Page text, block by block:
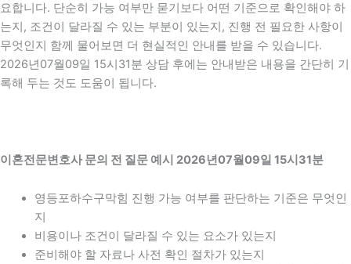
요합니다. 단순히 가능 여부만 묻기보다 어떤 기준으로 확인해야 하
는지, 조건이 달라질 수 있는 부분이 있는지, 진행 전 필요한 사항이
무엇인지 함께 물어보면 더 현실적인 안내를 받을 수 있습니다.
2026년07월09일 15시31분 상담 후에는 안내받은 내용을 간단히 기
록해 두는 것도 도움이 됩니다.
이혼전문변호사 문의 전 질문 예시 2026년07월09일 15시31분
영등포하수구막힘 진행 가능 여부를 판단하는 기준은 무엇인
지
비용이나 조건이 달라질 수 있는 요소가 있는지
준비해야 할 자료나 사전 확인 절차가 있는지